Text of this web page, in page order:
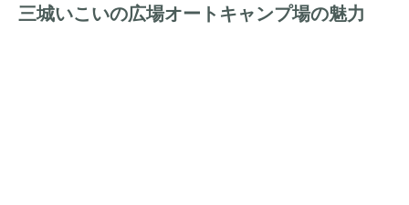
三城いこいの広場オートキャンプ場の魅力